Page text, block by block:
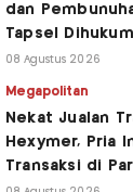
dan
Tapsel
08 Agustus 2026
Megapolitan
Nekat Jualan
Hexymer, Pria
Transaksi di